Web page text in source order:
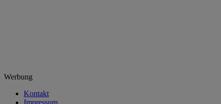
Werbung
Kontakt
Impressum